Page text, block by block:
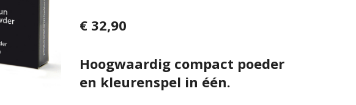
€32,90
Hoogwaardig compact poeder
en kleurenspel in één.